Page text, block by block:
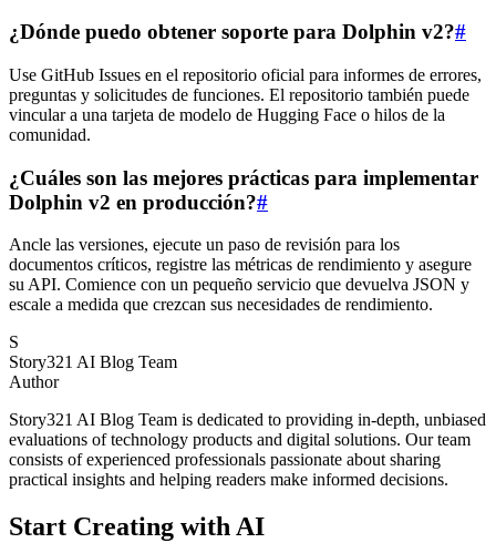
¿Dónde puedo obtener soporte para Dolphin v2?#
Use GitHub Issues en el repositorio oficial para informes de errores,
preguntas y solicitudes de funciones. El repositorio también puede
vincular a una tarjeta de modelo de Hugging Face o hilos de la
comunidad.
¿Cuáles son las mejores prácticas para implementar
Dolphin v2 en producción?#
Ancle las versiones, ejecute un paso de revisión para los
documentos críticos, registre las métricas de rendimiento y asegure
su API. Comience con un pequeño servicio que devuelva JSON y
escale a medida que crezcan sus necesidades de rendimiento.
S
Story321 AI Blog Team
Author
Story321 AI Blog Team is dedicated to providing in-depth, unbiased
evaluations of technology products and digital solutions. Our team
consists of experienced professionals passionate about sharing
practical insights and helping readers make informed decisions.
Start Creating with AI